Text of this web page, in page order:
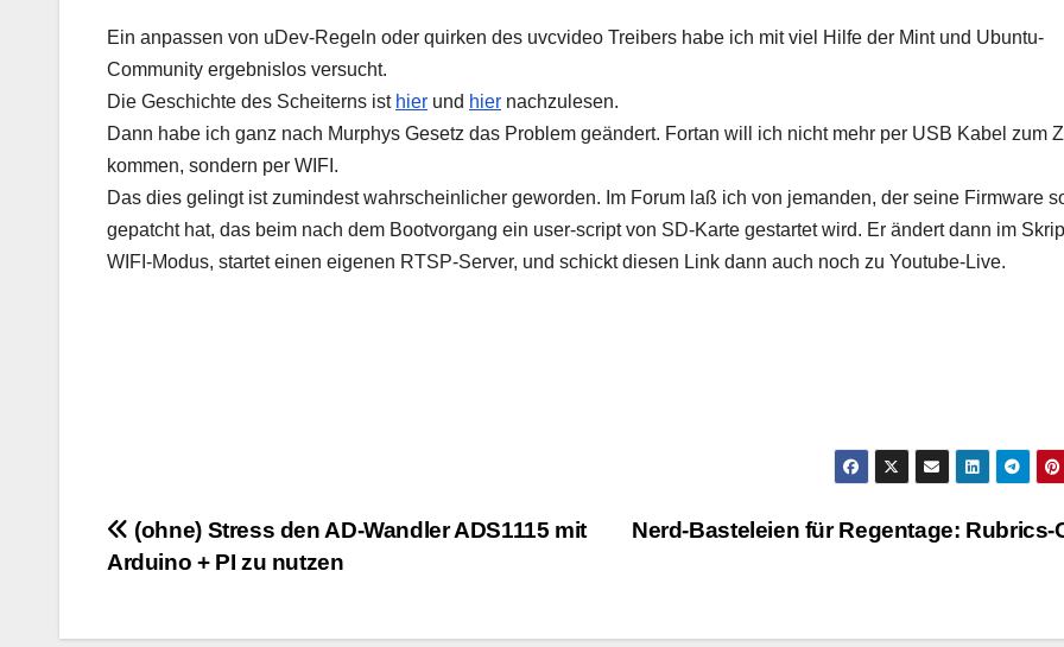
Ein anpassen von uDev-Regeln oder quirken des uvcvideo Treibers habe ich mit viel Hilfe der Mint und Ubuntu-
Community ergebnislos versucht.
Die Geschichte des Scheiterns ist hier und hier nachzulesen.
Dann habe ich ganz nach Murphys Gesetz das Problem geändert. Fortan will ich nicht mehr per USB Kabel zum
kommen, sondern per WIFI.
Das dies gelingt ist zumindest wahrscheinlicher geworden. Im Forum laß ich von jemanden, der seine Firmware
gepatcht hat, das beim nach dem Bootvorgang ein user-script von SD-Karte gestartet wird. Er ändert dann im
WIFI-Modus, startet einen eigenen RTSP-Server, und schickt diesen Link dann auch noch zu Youtube-Live.
Beitragsnavigation Nerd-Basteleien für Regentage: Rubrics-
(ohne) Stress den AD-Wandler ADS1115 mit
Arduino + PI zu nutzen